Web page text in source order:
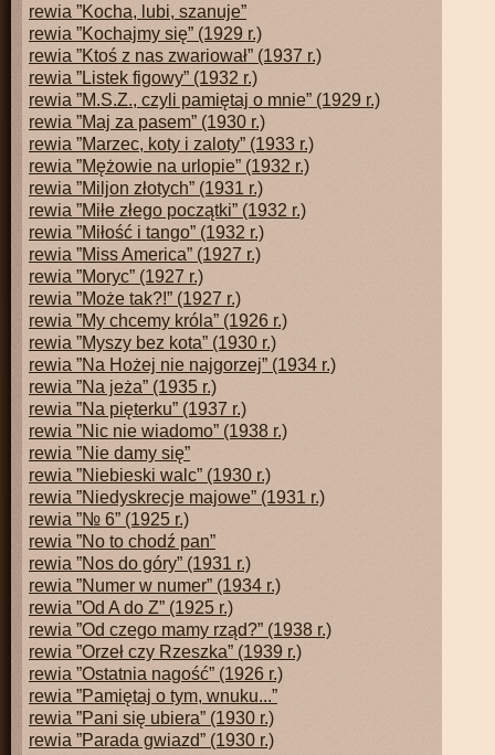
rewia ”Kocha, lubi, szanuje”
rewia ”Kochajmy się” (1929 r.)
rewia ”Ktoś z nas zwariował” (1937 r.)
rewia ”Listek figowy” (1932 r.)
rewia ”M.S.Z., czyli pamiętaj o mnie” (1929 r.)
rewia ”Maj za pasem” (1930 r.)
rewia ”Marzec, koty i zaloty” (1933 r.)
rewia ”Mężowie na urlopie” (1932 r.)
rewia ”Miljon złotych” (1931 r.)
rewia ”Miłe złego początki” (1932 r.)
rewia ”Miłość i tango” (1932 r.)
rewia ”Miss America” (1927 r.)
rewia ”Moryc” (1927 r.)
rewia ”Może tak?!” (1927 r.)
rewia ”My chcemy króla” (1926 r.)
rewia ”Myszy bez kota” (1930 r.)
rewia ”Na Hożej nie najgorzej” (1934 r.)
rewia ”Na jeża” (1935 r.)
rewia ”Na pięterku” (1937 r.)
rewia ”Nic nie wiadomo” (1938 r.)
rewia ”Nie damy się”
rewia ”Niebieski walc” (1930 r.)
rewia ”Niedyskrecje majowe” (1931 r.)
rewia ”№ 6” (1925 r.)
rewia ”No to chodź pan”
rewia ”Nos do góry” (1931 r.)
rewia ”Numer w numer” (1934 r.)
rewia ”Od A do Z” (1925 r.)
rewia ”Od czego mamy rząd?” (1938 r.)
rewia ”Orzeł czy Rzeszka” (1939 r.)
rewia ”Ostatnia nagość” (1926 r.)
rewia ”Pamiętaj o tym, wnuku...”
rewia ”Pani się ubiera” (1930 r.)
rewia ”Parada gwiazd” (1930 r.)